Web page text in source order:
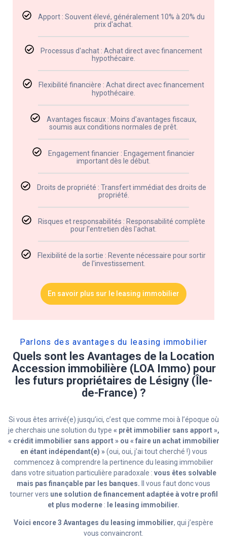
Apport : Souvent élevé, généralement 10% à 20% du
prix d'achat.
Processus d'achat : Achat direct avec financement
hypothécaire.
Flexibilité financière : Achat direct avec financement
hypothécaire.
Avantages fiscaux : Moins d'avantages fiscaux,
soumis aux conditions normales de prêt.
Engagement financier : Engagement financier
important dès le début.
Droits de propriété : Transfert immédiat des droits de
propriété.
Risques et responsabilités : Responsabilité complète
pour l'entretien dès l'achat.
Flexibilité de la sortie : Revente nécessaire pour sortir
de l'investissement.
En savoir plus sur le leasing immobilier
Parlons des avantages du leasing immobilier​
Quels sont les Avantages de la Location
Accession immobilière (LOA Immo) pour
les futurs propriétaires de Lésigny (Île-
de-France) ?
Si vous êtes arrivé(e) jusqu’ici, c’est que comme moi à l’époque où
je cherchais une solution du type « prêt immobilier sans apport »,
« crédit immobilier sans apport » ou « faire un achat immobilier
en étant indépendant(e) »(oui, oui, j’ai tout cherché !) vous
commencez à comprendre la pertinence du leasing immobilier
dans votre situation particulière paradoxale : vous êtes solvable
mais pas finançable par les banques. Il vous faut donc vous
tourner vers une solution de financement adaptée à votre profil
et plus moderne : le leasing immobilier.
Voici encore 3 Avantages du leasing immobilier, qui j’espère
vous convaincront.